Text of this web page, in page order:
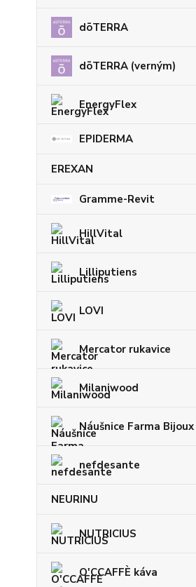
dōTERRA
dōTERRA (verným)
EnergyFlex
EPIDERMA
EREXAN
Gramme-Revit
HillVital
Lilliputiens
LOVI
Mercator rukavice
Milaniwood
Náušnice Farma Bijoux
nefdesante
NEURINU
NUTRICIUS
O'CCAFFÈ káva